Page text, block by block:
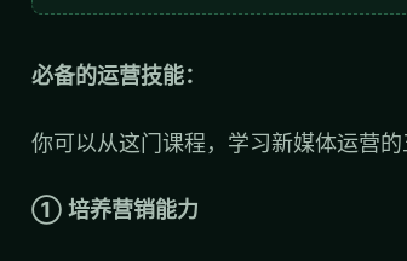
必备的运营技能：
你可以从这门课程，学习新媒体运营
① 培养营销能力